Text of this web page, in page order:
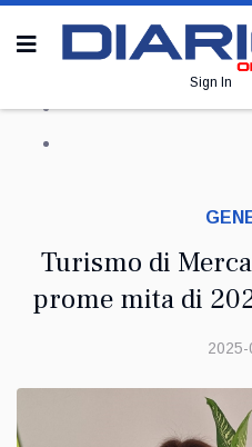
Sign In
Turismo di
prome mita di